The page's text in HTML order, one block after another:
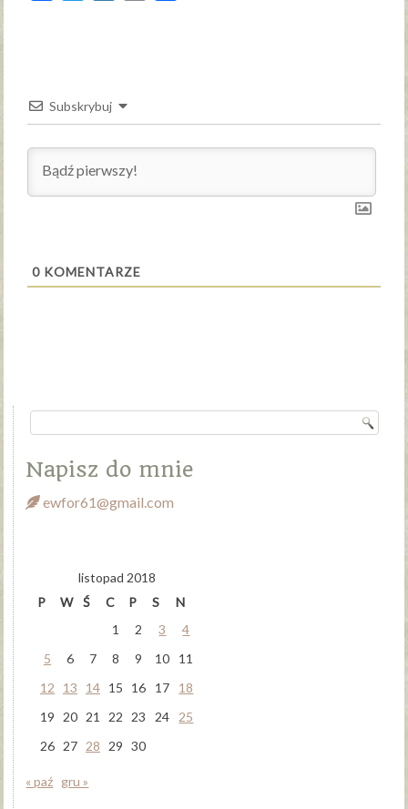
Subskrybuj
0 KOMENTARZE
Napisz do mnie
ewfor61@gmail.com
listopad 2018
P
W Ś C P S
N
1
2 3
4
5
6 7 8 9 10
11
12
13 14 15 16 17
18
19
20 21 22 23 24
25
26 27 28 29 30
« paź gru »